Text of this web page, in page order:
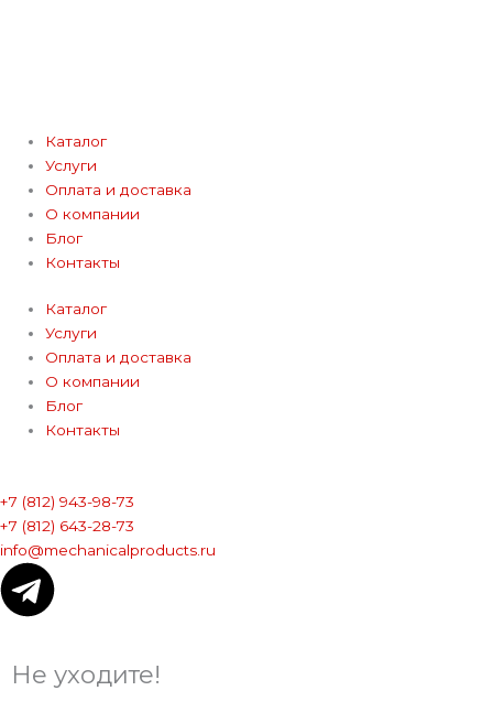
Каталог
Услуги
Оплата и доставка
О компании
Блог
Контакты
Каталог
Услуги
Оплата и доставка
О компании
Блог
Контакты
+7 (812) 943-98-73
+7 (812) 643-28-73
info@mechanicalproducts.ru
T
l
Не уходите!